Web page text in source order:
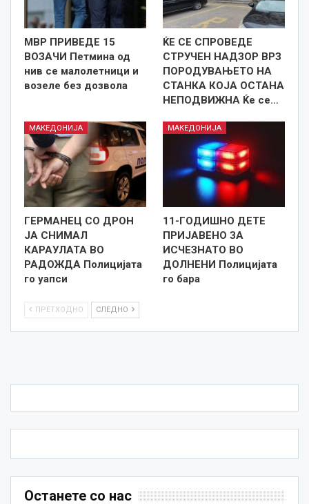
МВР ПРИВЕДЕ 15
ВОЗАЧИ Петмина од
нив се малолетници и
возеле без дозвола
ЌЕ СЕ СПРОВЕДЕ
СТРУЧЕН НАДЗОР ВРЗ
ПОРОДУВАЊЕТО НА
СТАНКА КОЈА ОСТАНА
НЕПОДВИЖНА Ќе се…
МАКЕДОНИЈА
ГЕРМАНЕЦ СО ДРОН
ЈА СНИМАЛ
КАРАУЛАТА ВО
РАДОЖДА Полицијата
го уапси
МАКЕДОНИЈА
11-ГОДИШНО ДЕТЕ
ПРИЈАВЕНО ЗА
ИСЧЕЗНАТО ВО
ДОЛНЕНИ Полицијата
го бара
ПРЕТХОДНО СЛЕДНО
Останете со нас